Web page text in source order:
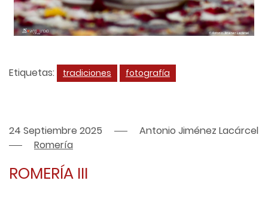
Etiquetas: tradiciones fotografía
24 Septiembre 2025
Antonio Jiménez Lacárcel
Romería
ROMERÍA III